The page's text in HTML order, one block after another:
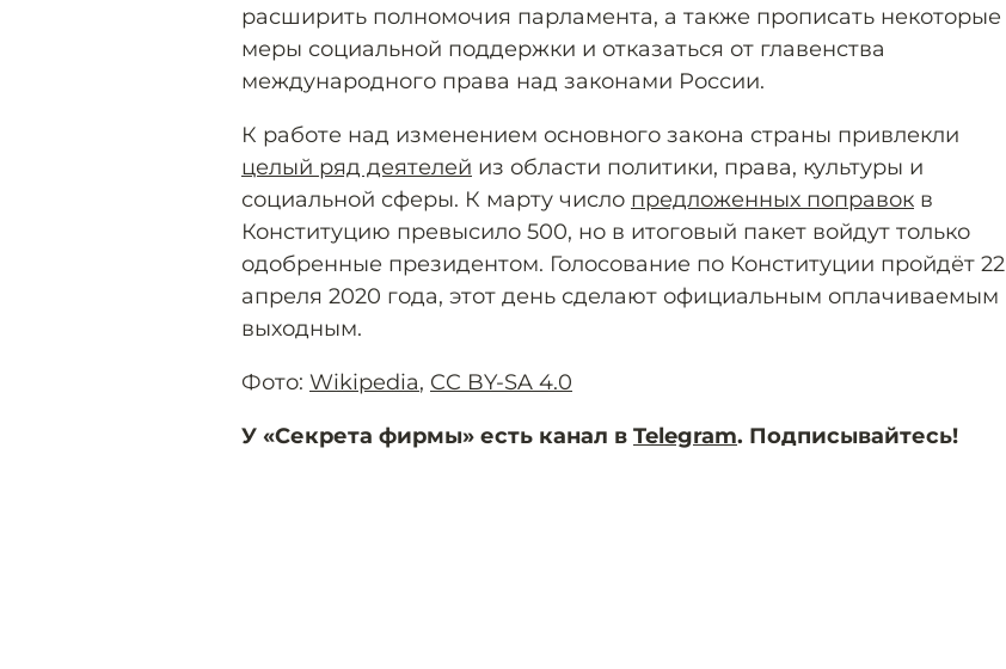
расширить полномочия парламента, а также прописать некоторые
меры социальной поддержки и отказаться от главенства
международного права над законами России.
К работе над изменением основного закона страны привлекли
целый ряд деятелей из области политики, права, культуры и
социальной сферы. К марту число предложенных поправок в
Конституцию превысило 500, но в итоговый пакет войдут только
одобренные президентом. Голосование по Конституции пройдёт 22
апреля 2020 года, этот день сделают официальным оплачиваемым
выходным.
Фото: Wikipedia, CC BY-SA 4.0
У «Секрета фирмы» есть канал в Telegram. Подписывайтесь!